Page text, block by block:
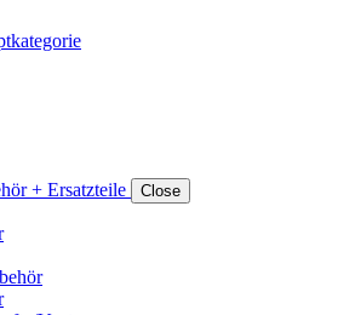
+ Ersatzteile Close